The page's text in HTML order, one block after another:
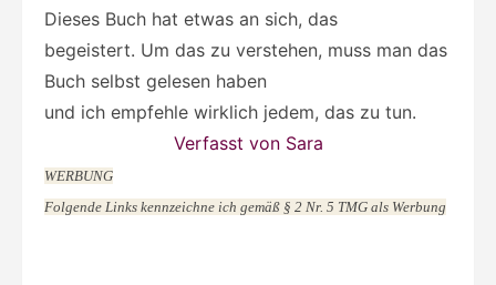
Dieses Buch hat etwas an sich, das
begeistert. Um das zu verstehen, muss man das
Buch selbst gelesen haben
und ich empfehle wirklich jedem, das zu tun.
Verfasst von Sara
WERBUNG
Folgende Links kennzeichne ich gemäß § 2 Nr. 5 TMG als Werbung